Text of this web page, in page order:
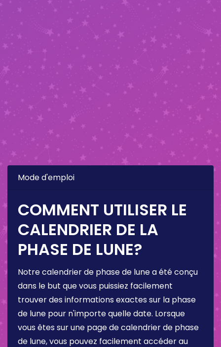
Mode d'emploi
COMMENT UTILISER LE
CALENDRIER DE LA
PHASE DE LUNE?
Notre calendrier de phase de lune a été conçu
dans le but que vous puissiez facilement
trouver des informations exactes sur la phase
de lune pour n'importe quelle date. Lorsque
vous êtes sur une page de calendrier de phase
de lune, vous pouvez facilement accéder au